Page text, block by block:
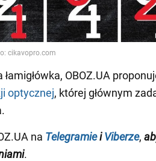
łamigłówka, OBOZ.UA
optycznej, której głównym
na TelegramieiViberze,
.